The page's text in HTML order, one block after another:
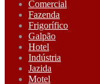
Comercial
Fazenda
Frigorífico
Galpão
Hotel
Indústria
Jazida
Motel